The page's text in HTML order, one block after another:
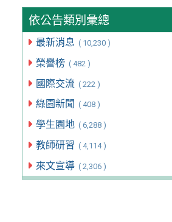
依公告類別彙總
最新消息 ( 10,230 )
榮譽榜 ( 482 )
國際交流 ( 222 )
綠園新聞 ( 408 )
學生園地 ( 6,288 )
教師研習 ( 4,114 )
來文宣導 ( 2,306 )